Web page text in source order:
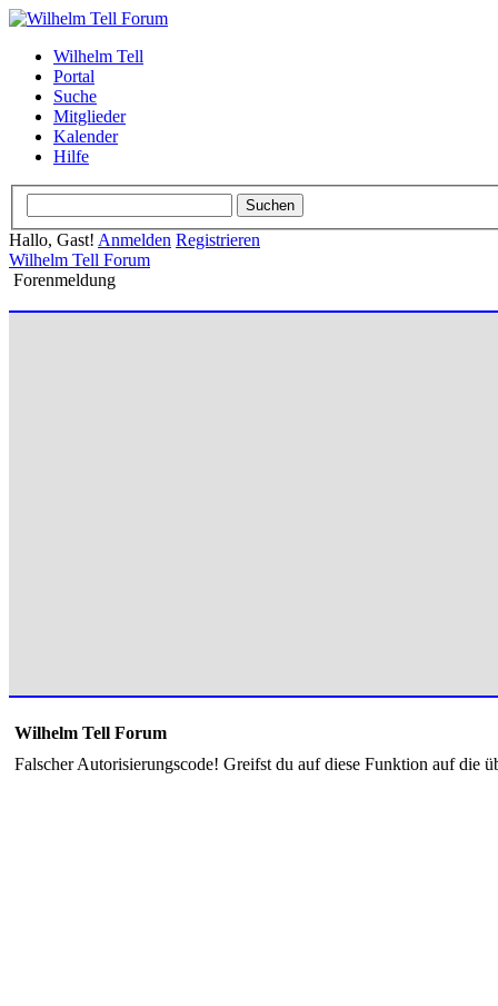
Wilhelm Tell
Portal
Suche
Mitglieder
Kalender
Hilfe
Hallo, Gast! Anmelden Registrieren
Wilhelm Tell Forum
Forenmeldung
Wilhelm Tell Forum
Falscher Autorisierungscode! Greifst du auf diese Funktion auf die